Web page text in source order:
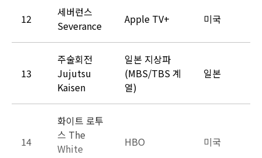
12
세버런스
Severance
Apple TV+ 미국
13
주술회전
Jujutsu
Kaisen
일본 지상파
(MBS/TBS 계
열)
일본
14
화이트 로투
스 The
White
HBO 미국